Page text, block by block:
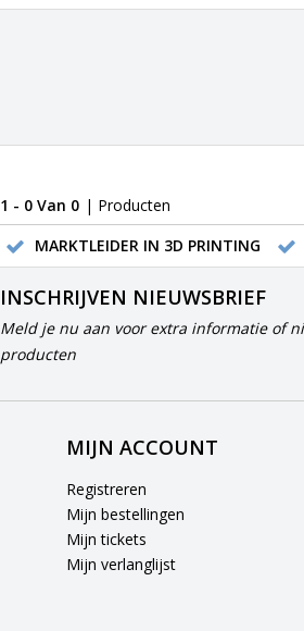
1 - 0 Van 0 | Producten
MARKTLEIDER IN 3D PRINTING
INSCHRIJVEN NIEUWSBRIEF
Meld je nu aan voor extra informatie of
producten
MIJN ACCOUNT
Registreren
Mijn bestellingen
Mijn tickets
Mijn verlanglijst